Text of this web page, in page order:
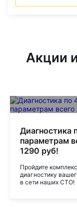
Акции
Диагностика
параметрам
1290 руб!
Пройдите
диагностику
в сети наших СТО!